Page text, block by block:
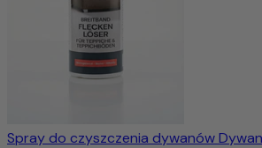
Spray do czyszczenia dywanów Dywan